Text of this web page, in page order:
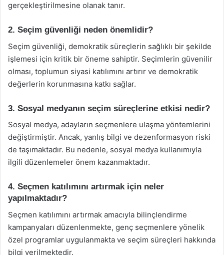
gerçekleştirilmesine olanak tanır.
2. Seçim güvenliği neden önemlidir?
Seçim güvenliği, demokratik süreçlerin sağlıklı bir şekilde
işlemesi için kritik bir öneme sahiptir. Seçimlerin güvenilir
olması, toplumun siyasi katılımını artırır ve demokratik
değerlerin korunmasına katkı sağlar.
3. Sosyal medyanın seçim süreçlerine etkisi nedir?
Sosyal medya, adayların seçmenlere ulaşma yöntemlerini
değiştirmiştir. Ancak, yanlış bilgi ve dezenformasyon riski
de taşımaktadır. Bu nedenle, sosyal medya kullanımıyla
ilgili düzenlemeler önem kazanmaktadır.
4. Seçmen katılımını artırmak için neler
yapılmaktadır?
Seçmen katılımını artırmak amacıyla bilinçlendirme
kampanyaları düzenlenmekte, genç seçmenlere yönelik
özel programlar uygulanmakta ve seçim süreçleri hakkında
bilgi verilmektedir.